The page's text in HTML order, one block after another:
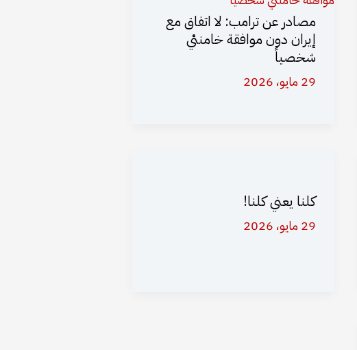
مصادر عن ترامب: لا اتفاق مع
إيران دون موافقة خامنئي
شخصياً
29 مايو، 2026
كلنا يعني كلنا!
29 مايو، 2026